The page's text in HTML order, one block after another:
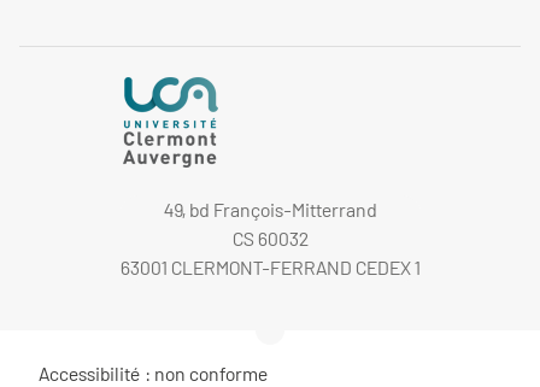
49, bd François-Mitterrand
CS 60032
63001 CLERMONT-FERRAND CEDEX 1
Accessibilité : non conforme